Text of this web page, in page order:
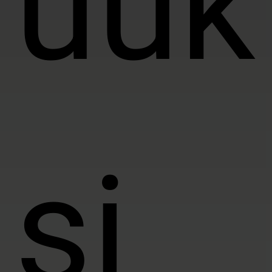
si